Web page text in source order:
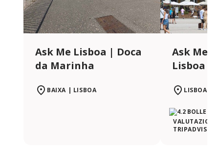
Ask Me Lisboa | Doca
da Marinha
BAIXA | LISBOA
Ask Me
Lisboa
LISBOA
TRIPADVISOR